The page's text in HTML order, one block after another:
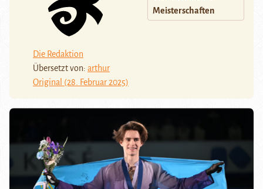
Die Redaktion
Übersetzt von: arthur
Original (28. Februar 2025)
Meisterschaften